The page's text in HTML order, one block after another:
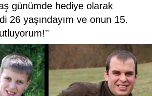
günümde hediye olarak
26 yaşındayım ve onun 15.